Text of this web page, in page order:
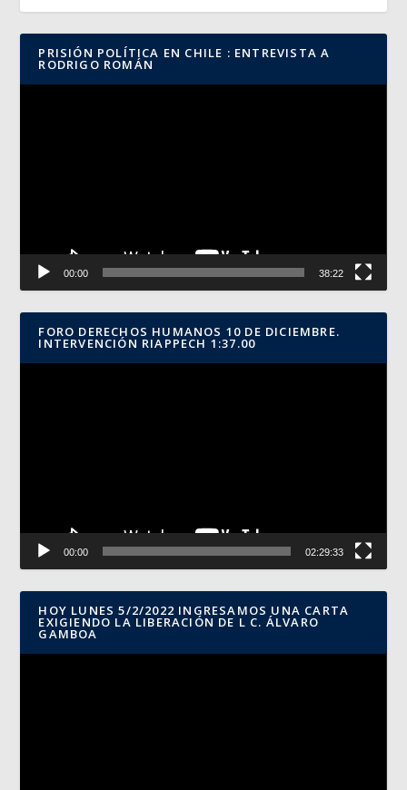
PRISIÓN POLÍTICA EN CHILE : ENTREVISTA A
RODRIGO ROMÁN
00:00 38:22
FORO DERECHOS HUMANOS 10 DE DICIEMBRE.
INTERVENCIÓN RIAPPECH 1:37.00
00:00 02:29:33
HOY LUNES 5/2/2022 INGRESAMOS UNA CARTA
EXIGIENDO LA LIBERACIÓN DE L C. ÁLVARO
GAMBOA